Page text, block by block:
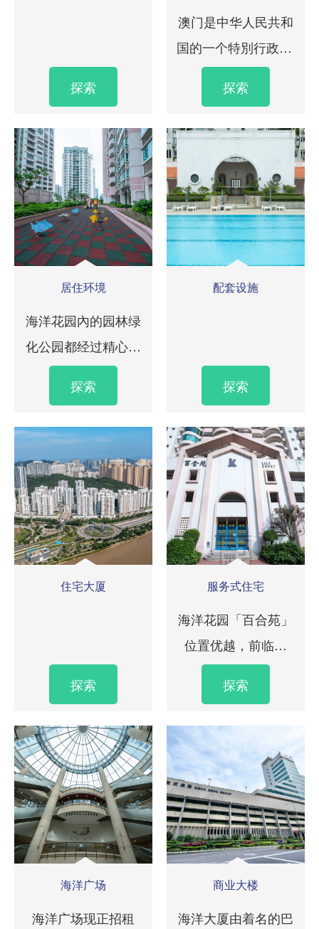
探索
澳门是中华人民共和
国的一个特別行政区,
位于广东省珠江三角
洲的西岸。
探索
居住环境
海洋花园內的园林绿
化公园都经过精心设
计
探索
配套设施
探索
住宅大厦
探索
服务式住宅
海洋花园「百合苑」
位置优越，前临海
滨，清新广阔的海滨
公园，为豪华住宅创
造优雅宁静的周围环
境。
探索
海洋广场
海洋广场现正招租
商业大楼
海洋大厦由着名的巴